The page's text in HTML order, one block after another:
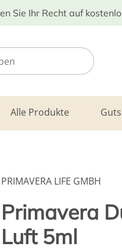
Sie Ihr Recht auf
Alle Produkte
PRIMAVERA LIFE GMBH
Primavera
Luft 5ml